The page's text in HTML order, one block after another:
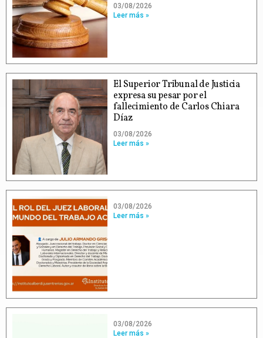
03/08/2026
Leer más »
El Superior Tribunal de Justicia
expresa su pesar por el
fallecimiento de Carlos Chiara
Díaz
03/08/2026
Leer más »
03/08/2026
Leer más »
03/08/2026
Leer más »